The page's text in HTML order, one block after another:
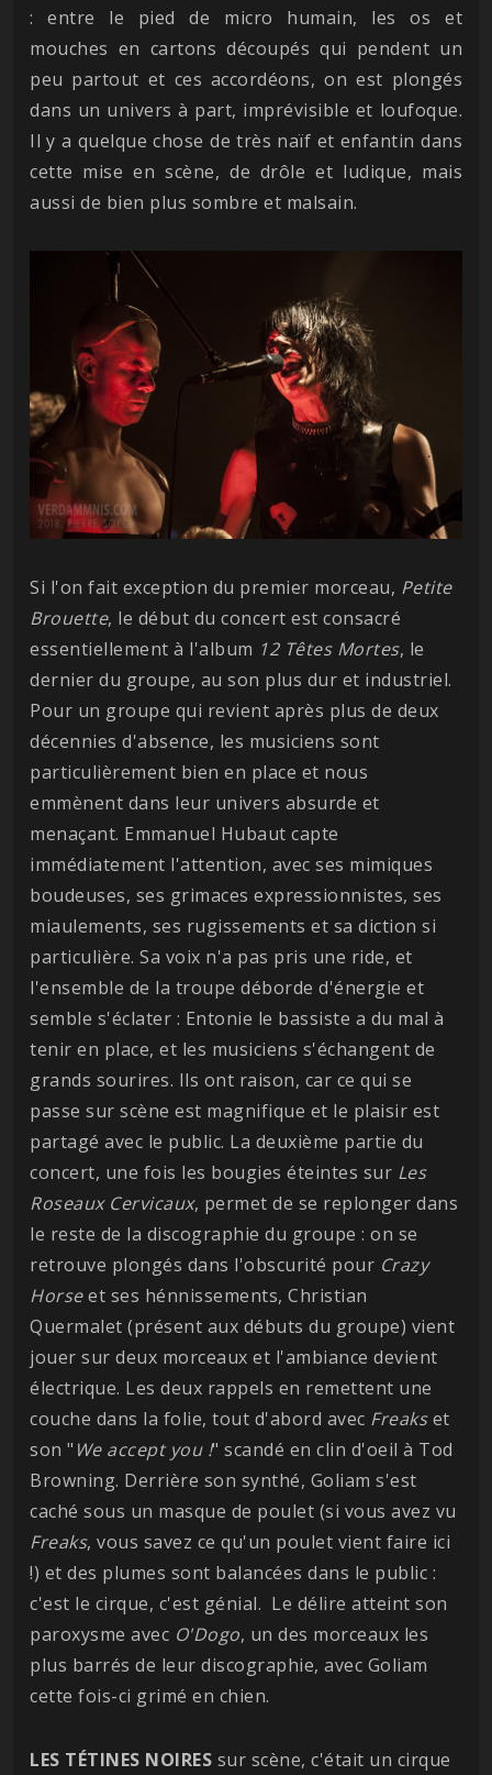
: entre le pied de micro humain, les os et
mouches en cartons découpés qui pendent un
peu partout et ces accordéons, on est plongés
dans un univers à part, imprévisible et loufoque.
Il y a quelque chose de très naïf et enfantin dans
cette mise en scène, de drôle et ludique, mais
aussi de bien plus sombre et malsain.
Si l'on fait exception du premier morceau, Petite
Brouette, le début du concert est consacré
essentiellement à l'album 12 Têtes Mortes, le
dernier du groupe, au son plus dur et industriel.
Pour un groupe qui revient après plus de deux
décennies d'absence, les musiciens sont
particulièrement bien en place et nous
emmènent dans leur univers absurde et
menaçant. Emmanuel Hubaut capte
immédiatement l'attention, avec ses mimiques
boudeuses, ses grimaces expressionnistes, ses
miaulements, ses rugissements et sa diction si
particulière. Sa voix n'a pas pris une ride, et
l'ensemble de la troupe déborde d'énergie et
semble s'éclater : Entonie le bassiste a du mal à
tenir en place, et les musiciens s'échangent de
grands sourires. Ils ont raison, car ce qui se
passe sur scène est magnifique et le plaisir est
partagé avec le public. La deuxième partie du
concert, une fois les bougies éteintes sur Les
Roseaux Cervicaux, permet de se replonger dans
le reste de la discographie du groupe : on se
retrouve plongés dans l'obscurité pour Crazy
Horseet ses hénnissements, Christian
Quermalet (présent aux débuts du groupe) vient
jouer sur deux morceaux et l'ambiance devient
électrique. Les deux rappels en remettent une
couche dans la folie, tout d'abord avec Freakset
son " We accept you !" scandé en clin d'oeil à Tod
Browning. Derrière son synthé, Goliam s'est
caché sous un masque de poulet (si vous avez vu
Freaks, vous savez ce qu'un poulet vient faire ici
!) et des plumes sont balancées dans le public :
c'est le cirque, c'est génial. Le délire atteint son
paroxysme avec O'Dogo, un des morceaux les
plus barrés de leur discographie, avec Goliam
cette fois-ci grimé en chien.
LES TÉTINES NOIRES sur scène, c'était un cirque